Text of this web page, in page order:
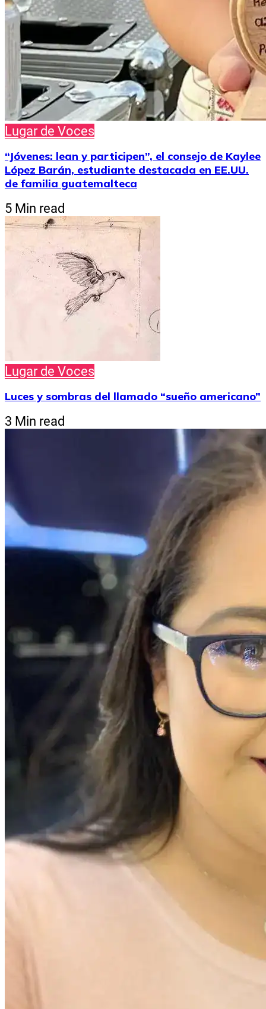
Lugar de Voces
“Jóvenes: lean y participen”, el consejo de Kaylee
López Barán, estudiante destacada en EE.UU.
de familia guatemalteca
5 Min read
Lugar de Voces
Luces y sombras del llamado “sueño americano”
3 Min read